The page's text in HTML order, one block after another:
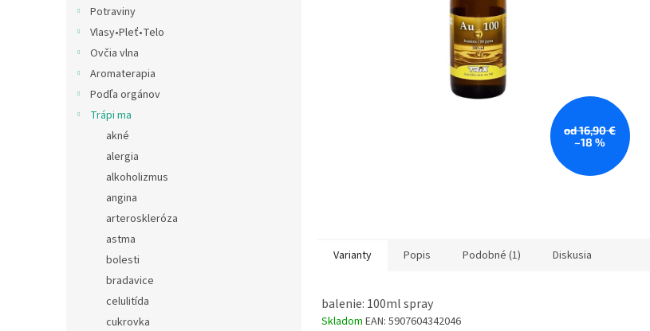
Potraviny
Vlasy•Pleť•Telo
Ovčia vlna
Aromaterapia
Podľa orgánov
Trápi ma
akné
alergia
alkoholizmus
angina
arteroskleróza
astma
bolesti
bradavice
celulitída
cukrovka
od 16,90 €
–18 %
Varianty Popis Podobné (1) Diskusia
balenie: 100ml spray
Skladom EAN: 5907604342046